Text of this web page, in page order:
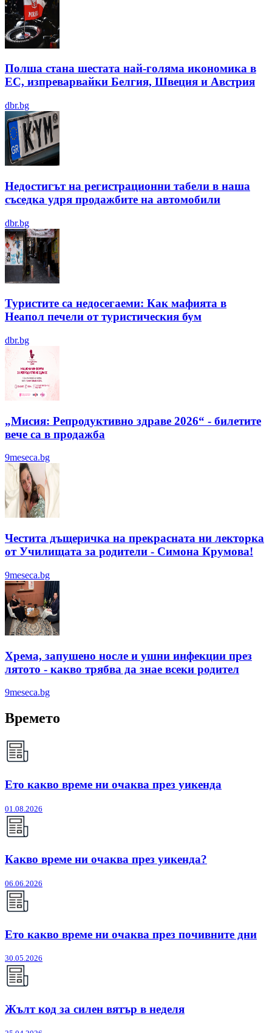
Полша стана шестата най-голяма икономика в
ЕС, изпреварвайки Белгия, Швеция и Австрия
dbr.bg
Недостигът на регистрационни табели в наша
съседка удря продажбите на автомобили
dbr.bg
Туристите са недосегаеми: Как мафията в
Неапол печели от туристическия бум
dbr.bg
„Мисия: Репродуктивно здраве 2026“ - билетите
вече са в продажба
9meseca.bg
Честита дъщеричка на прекрасната ни лекторка
от Училищата за родители - Симона Крумова!
9meseca.bg
Хрема, запушено носле и ушни инфекции през
лятотo - какво трябва да знае всеки родител
9meseca.bg
Времето
Ето какво време ни очаква през уикенда
01.08.2026
Какво време ни очаква през уикенда?
06.06.2026
Ето какво време ни очаква през почивните дни
30.05.2026
Жълт код за силен вятър в неделя